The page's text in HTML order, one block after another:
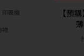
印表機
物
【預